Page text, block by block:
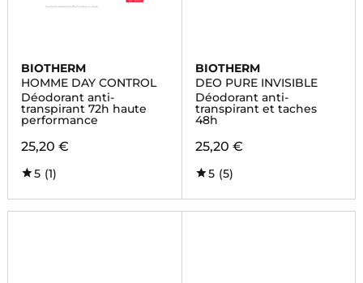
BIOTHERM
HOMME DAY CONTROL
Déodorant anti-
transpirant 72h haute
performance
25,20 €
5 (1)
BIOTHERM
DEO PURE INVISIBLE
Déodorant anti-
transpirant et taches
48h
25,20 €
5 (5)